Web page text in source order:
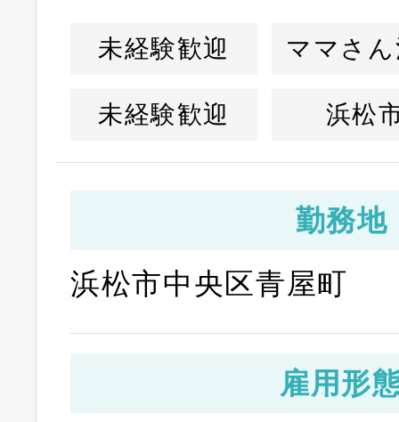
未経験歓迎 ママさ
未経験歓迎 浜松
勤務地
浜松市中央区青屋町
雇用形